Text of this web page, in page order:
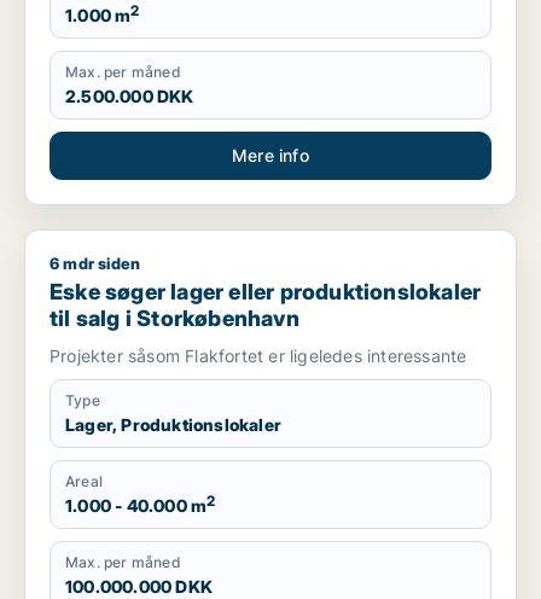
1.000 m2
Max. per måned
2.500.000 DKK
Mere info
Eske søger lager eller produktionslokaler til salg i
6 mdr siden
Eske søger lager eller produktionslokaler
til salg i Storkøbenhavn
Projekter såsom Flakfortet er ligeledes interessante
Type
Lager, Produktionslokaler
Areal
1.000 - 40.000 m2
Max. per måned
100.000.000 DKK